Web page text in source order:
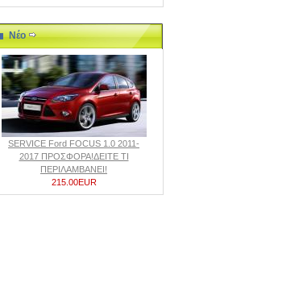
Νέο
SERVICE Ford FOCUS 1.0 2011-
2017 ΠΡΟΣΦΟΡΑ!ΔΕΙΤΕ ΤΙ
ΠΕΡIΛΑΜΒΑΝΕΙ!
215.00EUR